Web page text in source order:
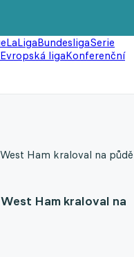
LaLigaBundesligaSerie
Evropská ligaKonferenční
Ham kraloval na půdě
Ham kraloval na